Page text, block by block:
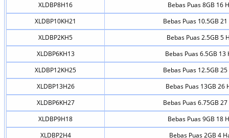
XLDBP8H16
Bebas Puas 8GB 16
XLDBP10KH21
Bebas Puas 10.5GB
XLDBP2KH5
Bebas Puas 2.5GB 5
XLDBP6KH13
Bebas Puas 6.5GB 13
XLDBP12KH25
Bebas Puas 12.5GB
XLDBP13H26
Bebas Puas 13GB 26
XLDBP6KH27
Bebas Puas 6.75GB
XLDBP9H18
Bebas Puas 9GB 18
XLDBP2H4
Bebas Puas 2GB 4